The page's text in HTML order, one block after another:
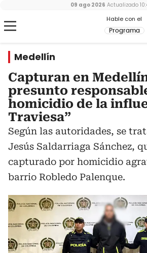
Hable con el
Programa
09 ago 2026 Actualizado
Medellín
Capturan en
presunto
homicidio de la
Traviesa”
Según las autoridades, se
Jesús Saldarriaga Sánchez,
capturado por homicidio
barrio Robledo Palenque.